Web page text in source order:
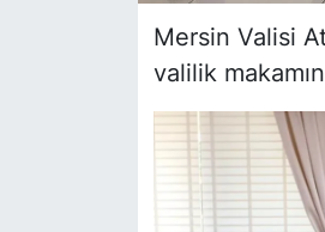
Mersin Valisi
valilik